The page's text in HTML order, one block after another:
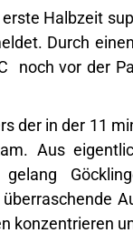
Halbzeit
Durch
noch vor der
der in der 11
Aus
konzentrieren